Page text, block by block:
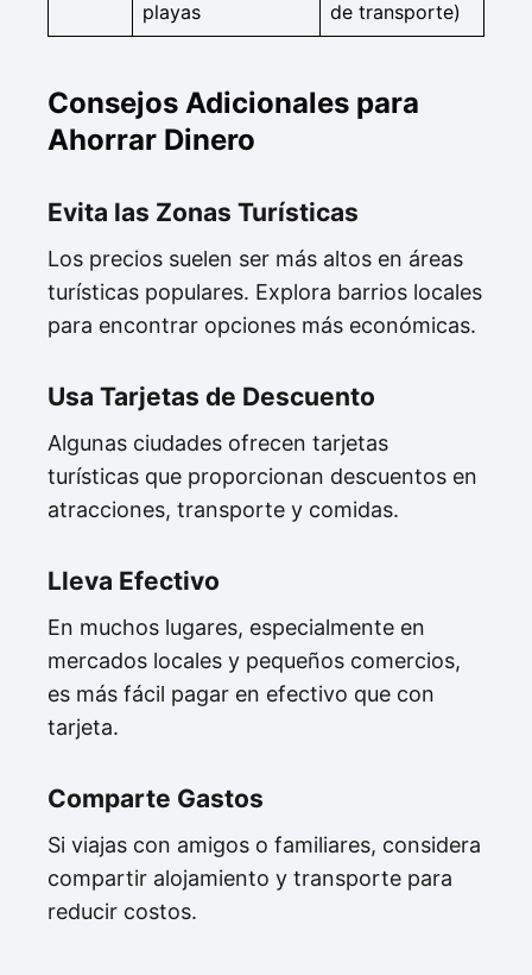
playas
de transporte)
Consejos Adicionales para
Ahorrar Dinero
Evita las Zonas Turísticas
Los precios suelen ser más altos en áreas
turísticas populares. Explora barrios locales
para encontrar opciones más económicas.
Usa Tarjetas de Descuento
Algunas ciudades ofrecen tarjetas
turísticas que proporcionan descuentos en
atracciones, transporte y comidas.
Lleva Efectivo
En muchos lugares, especialmente en
mercados locales y pequeños comercios,
es más fácil pagar en efectivo que con
tarjeta.
Comparte Gastos
Si viajas con amigos o familiares, considera
compartir alojamiento y transporte para
reducir costos.